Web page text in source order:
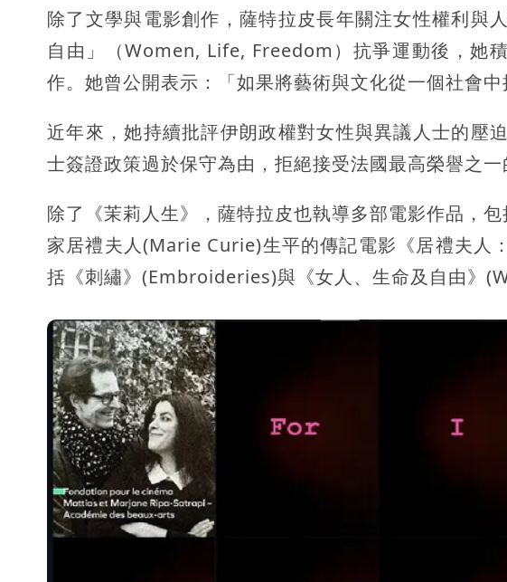
除了文學與電影創作，薩特拉皮長年關注女性權利與
自由」（Women, Life, Freedom）抗爭運動後，她
作。她曾公開表示：「如果將藝術與文化從一個社會中
近年來，她持續批評伊朗政權對女性與異議人士的壓
士簽證政策過於保守為由，拒絕接受法國最高榮譽之一
除了《茉莉人生》，薩特拉皮也執導多部電影作品，
家居禮夫人(Marie Curie)生平的傳記電影《居禮夫人
括《刺繡》(Embroideries)與《女人、生命及自由》